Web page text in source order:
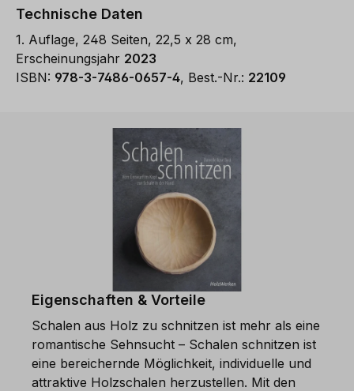
Technische Daten
1. Auflage, 248 Seiten, 22,5 x 28 cm,
Erscheinungsjahr 2023
ISBN: 978-3-7486-0657-4, Best.-Nr.: 22109
Eigenschaften & Vorteile
Schalen aus Holz zu schnitzen ist mehr als eine
romantische Sehnsucht – Schalen schnitzen ist
eine bereichernde Möglichkeit, individuelle und
attraktive Holzschalen herzustellen. Mit den